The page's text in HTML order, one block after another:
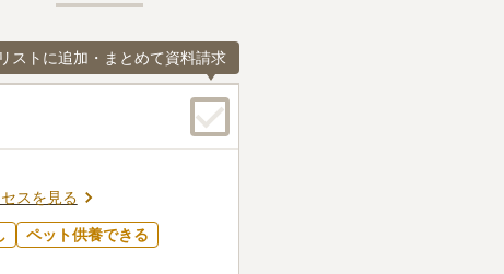
ストに追加・まとめて資料請求
スを見る
ペット供養できる